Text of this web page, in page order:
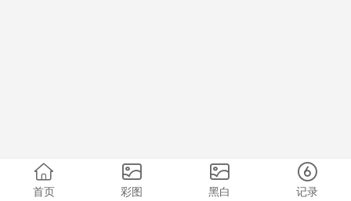
首页 彩图 黑白 记录